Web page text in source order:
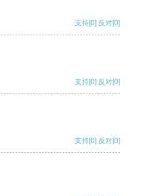
支持[0] 反对[0]
支持[0] 反对[0]
支持[0] 反对[0]